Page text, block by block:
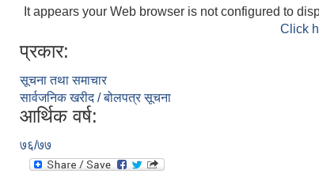
It appears your Web browser is not configured to
Click
प्रकार:
सूचना तथा समाचार
सार्वजनिक खरीद / बोलपत्र सूचना
आर्थिक वर्ष:
७६/७७